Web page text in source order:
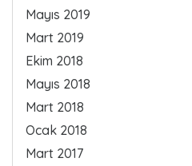
Mayıs 2019
Mart 2019
Ekim 2018
Mayıs 2018
Mart 2018
Ocak 2018
Mart 2017